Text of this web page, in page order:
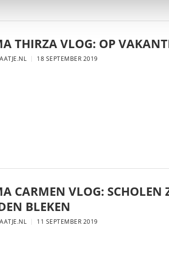
THIRZA VLOG: OP
18 SEPTEMBER 2019
CARMEN VLOG: SCHOLEN
BLEKEN
11 SEPTEMBER 2019